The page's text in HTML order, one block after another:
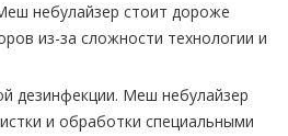
небулайзер стоит дороже
из-за сложности технологии и
дезинфекции. Меш небулайзер
и обработки специальными